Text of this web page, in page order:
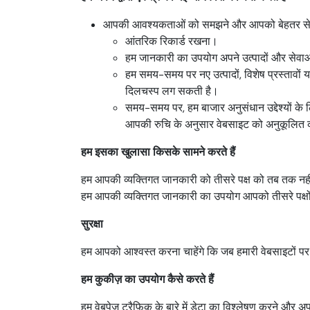
आपकी आवश्यकताओं को समझने और आपको बेहतर
आंतरिक रिकार्ड रखना।
हम जानकारी का उपयोग अपने उत्पादों और
हम समय-समय पर नए उत्पादों, विशेष
दिलचस्प लग सकती है।
समय-समय पर, हम बाजार अनुसंधान उद्देश्यों
आपकी रुचि के अनुसार वेबसाइट को अनुकूलित
हम इसका खुलासा किसके सामने करते हैं
हम आपकी व्यक्तिगत जानकारी को तीसरे पक्ष को तब तक
हम आपकी व्यक्तिगत जानकारी का उपयोग आपको तीसरे
सुरक्षा
हम आपको आश्वस्त करना चाहेंगे कि जब हमारी वेबसाइटों
हम कुकीज़ का उपयोग कैसे करते हैं
हम वेबपेज ट्रैफ़िक के बारे में डेटा का विश्लेषण करने और